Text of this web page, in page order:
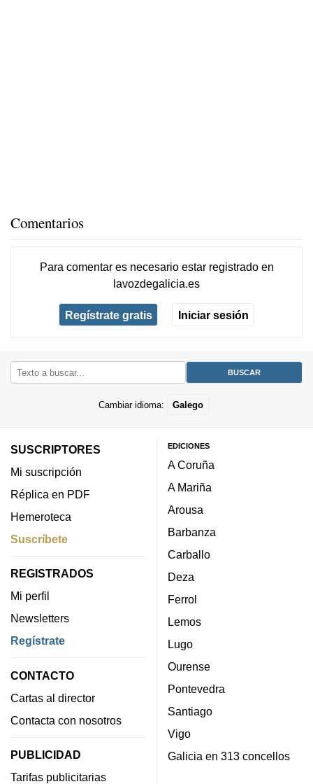
Comentarios
Para comentar es necesario estar registradoen
lavozdegalicia.es
Regístrate gratis Iniciar sesión
Cambiar idioma: Galego
SUSCRIPTORES
Mi suscripción
Réplica en PDF
Hemeroteca
Suscríbete
REGISTRADOS
Mi perfil
Newsletters
Regístrate
CONTACTO
Cartas al director
Contacta con nosotros
PUBLICIDAD
Tarifas publicitarias
EDICIONES
A Coruña
A Mariña
Arousa
Barbanza
Carballo
Deza
Ferrol
Lemos
Lugo
Ourense
Pontevedra
Santiago
Vigo
Galicia en 313 concellos